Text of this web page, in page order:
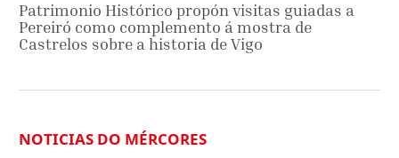
Patrimonio Histórico propón visitas guiadas a
Pereiró como complemento á mostra de
Castrelos sobre a historia de Vigo
NOTICIAS DO MÉRCORES